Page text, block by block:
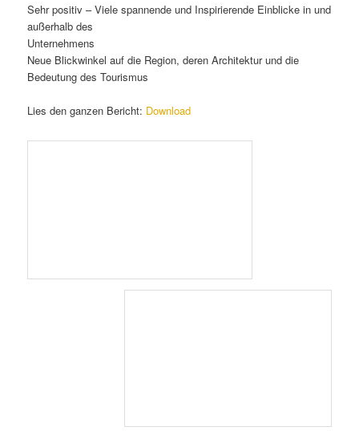
Sehr positiv – Viele spannende und Inspirierende Einblicke in und
außerhalb des
Unternehmens
Neue Blickwinkel auf die Region, deren Architektur und die
Bedeutung des Tourismus
Lies den ganzen Bericht: Download